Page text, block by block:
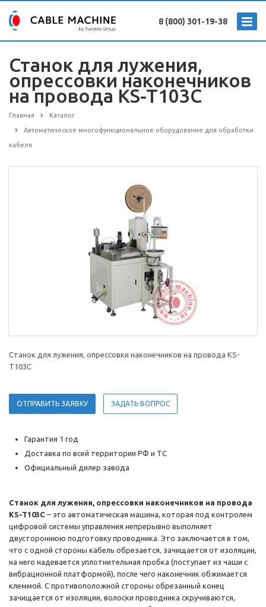
8 (800) 301-19-38
Станок для лужения,
опрессовки наконечников
на провода KS-T103С
Главная Каталог
Автоматическое многофункциональное оборудование для обработки
кабеля
Станок для лужения, опрессовки наконечников на провода KS-
T103С
ОТПРАВИТЬ ЗАЯВКУ ЗАДАТЬ ВОПРОС
Гарантия 1 год
Доставка по всей территории РФ и ТС
Официальный дилер завода
Станок для лужения, опрессовки наконечников на провода
KS-T103С – это автоматическая машина, которая под контролем
цифровой системы управления непрерывно выполняет
двустороннюю подготовку проводника. Это заключается в том,
что с одной стороны кабель обрезается, зачищается от изоляции,
на него надевается уплотнительная пробка (поступает из чаши с
вибрационной платформой), после чего наконечник обжимается
клеммой. С противоположной стороны обрезанный конец
зачищается от изоляции, волоски проводника скручиваются,